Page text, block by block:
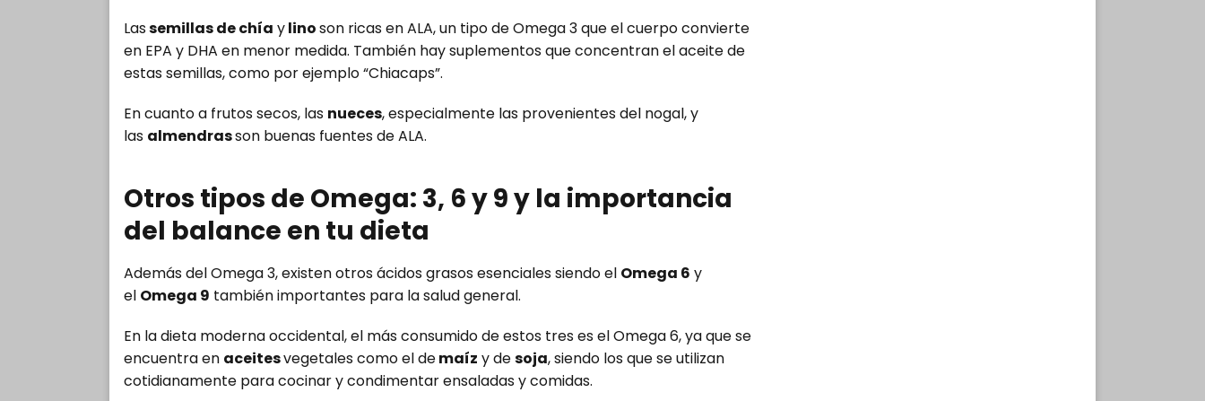
Lassemillas de chía ylinoson ricas en ALA, un tipo de Omega 3 que el cuerpo convierte
en EPA y DHA en menor medida. También hay suplementos que concentran el aceite de
estas semillas, como por ejemplo “Chiacaps”.
En cuanto a frutos secos, las nueces, especialmente las provenientes del nogal, y
las almendrasson buenas fuentes de ALA.
Otros tipos de Omega: 3, 6 y 9 y la importancia
del balance en tu dieta
Además del Omega 3, existen otros ácidos grasos esenciales siendo el Omega 6 y
el Omega 9 también importantes para la salud general.
En la dieta moderna occidental, el más consumido de estos tres es el Omega 6, ya que se
encuentra en aceitesvegetales como el demaíz y desoja, siendo los que se utilizan
cotidianamente para cocinar y condimentar ensaladas y comidas.